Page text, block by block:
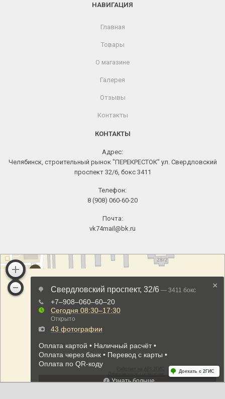
НАВИГАЦИЯ
Главная
Товары
О магазине
Галерея
Отзывы
Контакты
КОНТАКТЫ
Адрес:
Челябинск, строительный рынок "ПЕРЕКРЕСТОК" ул. Свердловский
проспект 32/6, бокс 3411
Телефон:
8 (908) 060-60-20
Почта:
vk74mail@bk.ru